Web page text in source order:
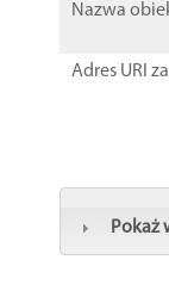
Nazwa
Adres URI
Pokaż